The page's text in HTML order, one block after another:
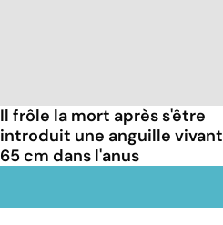
Il frôle la mort après s'être
introduit une anguille
65 cm dans l'anus